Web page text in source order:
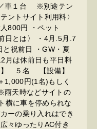
車１台 ※別途テン
ントサイト利用料〉
800円 ・ペット
とは〉 ・4月.5月.7
と祝前日 ・GW・夏
月は休前日も平日料
員】 ５名 【設備】
円(1名)もしく
雨天時などサイトの
横に車を停められな
ーの乗り入れはでき
々ゆったりAC付き